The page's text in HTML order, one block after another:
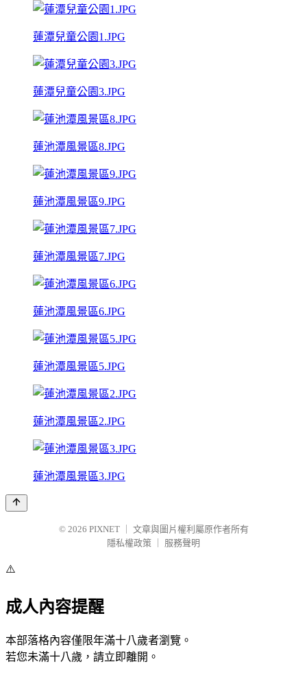
蓮潭兒童公園1.JPG
蓮潭兒童公園3.JPG
蓮池潭風景區8.JPG
蓮池潭風景區9.JPG
蓮池潭風景區7.JPG
蓮池潭風景區6.JPG
蓮池潭風景區5.JPG
蓮池潭風景區2.JPG
蓮池潭風景區3.JPG
© 2026 PIXNET
文章與圖片權利屬原作者所有
隱私權政策
服務聲明
⚠️
成人內容提醒
本部落格內容僅限年滿十八歲者瀏覽。
若您未滿十八歲，請立即離開。